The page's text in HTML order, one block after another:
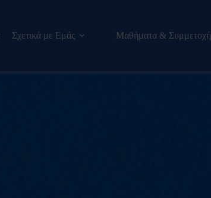
Σχετικά με Εμάς Μαθήματα & Συμμετοχή